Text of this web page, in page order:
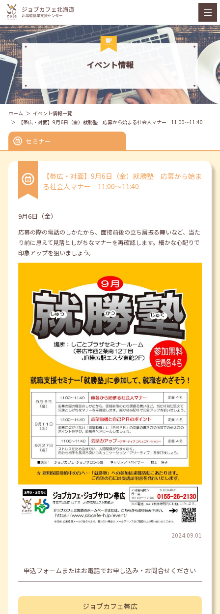
イベント情報
ホーム
イベント情報一覧
【帯広・対面】9月6日（金）就勝塾 応募から始まる社会人マナー 11:00～11:40
セミナー
【帯広・対面】9月6日（金）就勝塾 応募から始ま
る社会人マナー 11:00～11:40
9月6日（金）
応募の際の電話のしかたから、面接前後の立ち居振る舞いなど、当た
り前に思えて見落としがちなマナーを再確認します。細かな心配りで
印象アップを狙いましょう。
2024.09.01
申込フォームまたはお電話でお申し込み・お問合せください
ジョブカフェ帯広